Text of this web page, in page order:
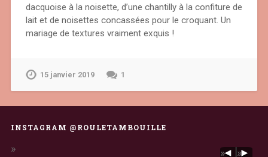
dacquoise à la noisette, d’une chantilly à la confiture de
lait et de noisettes concassées pour le croquant. Un
mariage de textures vraiment exquis !
15 janvier 2019 1
INSTAGRAM @ROULETAMBOUILLE